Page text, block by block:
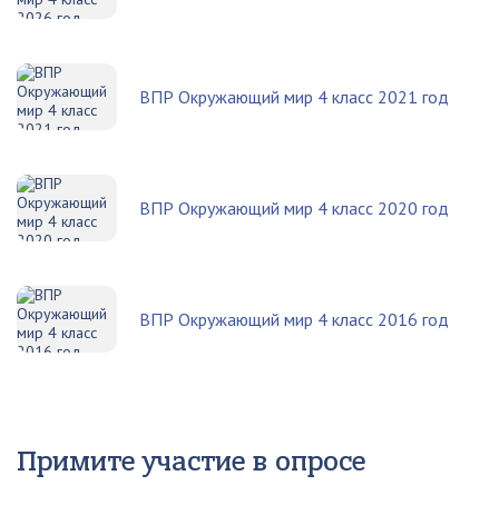
ВПР Окружающий мир 4 класс 2021 год
ВПР Окружающий мир 4 класс 2020 год
ВПР Окружающий мир 4 класс 2016 год
Примите участие в опросе